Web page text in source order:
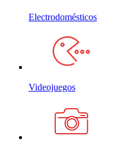
Electrodomésticos
Videojuegos